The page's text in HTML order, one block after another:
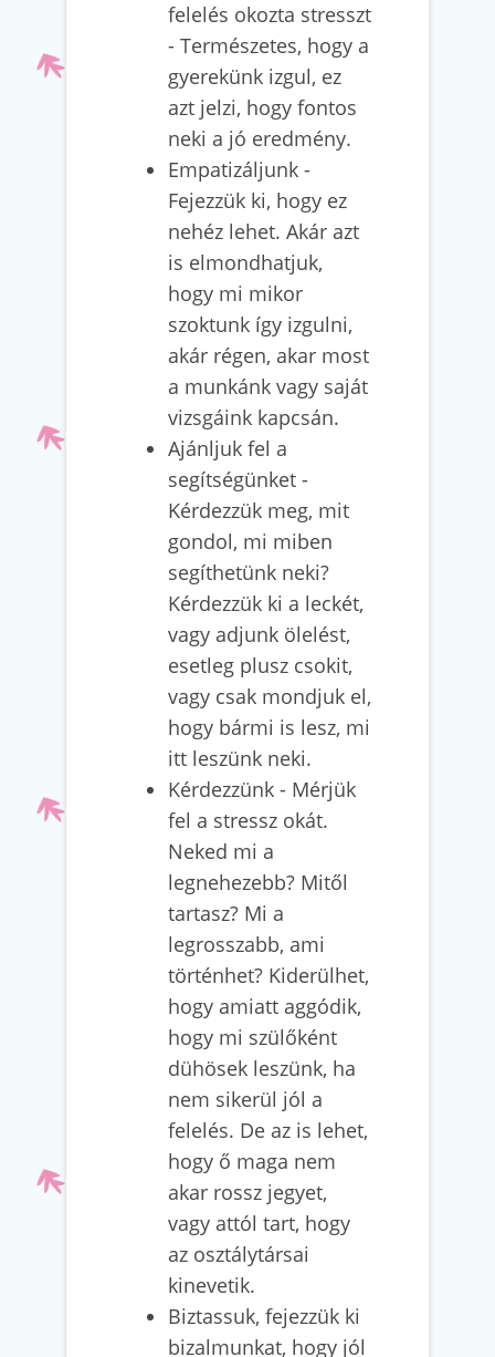
felelés okozta stresszt
- Természetes, hogy a
gyerekünk izgul, ez
azt jelzi, hogy fontos
neki a jó eredmény.
Empatizáljunk -
Fejezzük ki, hogy ez
nehéz lehet. Akár azt
is elmondhatjuk,
hogy mi mikor
szoktunk így izgulni,
akár régen, akar most
a munkánk vagy saját
vizsgáink kapcsán.
Ajánljuk fel a
segítségünket -
Kérdezzük meg, mit
gondol, mi miben
segíthetünk neki?
Kérdezzük ki a leckét,
vagy adjunk ölelést,
esetleg plusz csokit,
vagy csak mondjuk el,
hogy bármi is lesz, mi
itt leszünk neki.
Kérdezzünk - Mérjük
fel a stressz okát.
Neked mi a
legnehezebb? Mitől
tartasz? Mi a
legrosszabb, ami
történhet? Kiderülhet,
hogy amiatt aggódik,
hogy mi szülőként
dühösek leszünk, ha
nem sikerül jól a
felelés. De az is lehet,
hogy ő maga nem
akar rossz jegyet,
vagy attól tart, hogy
az osztálytársai
kinevetik.
Biztassuk, fejezzük ki
bizalmunkat, hogy jól